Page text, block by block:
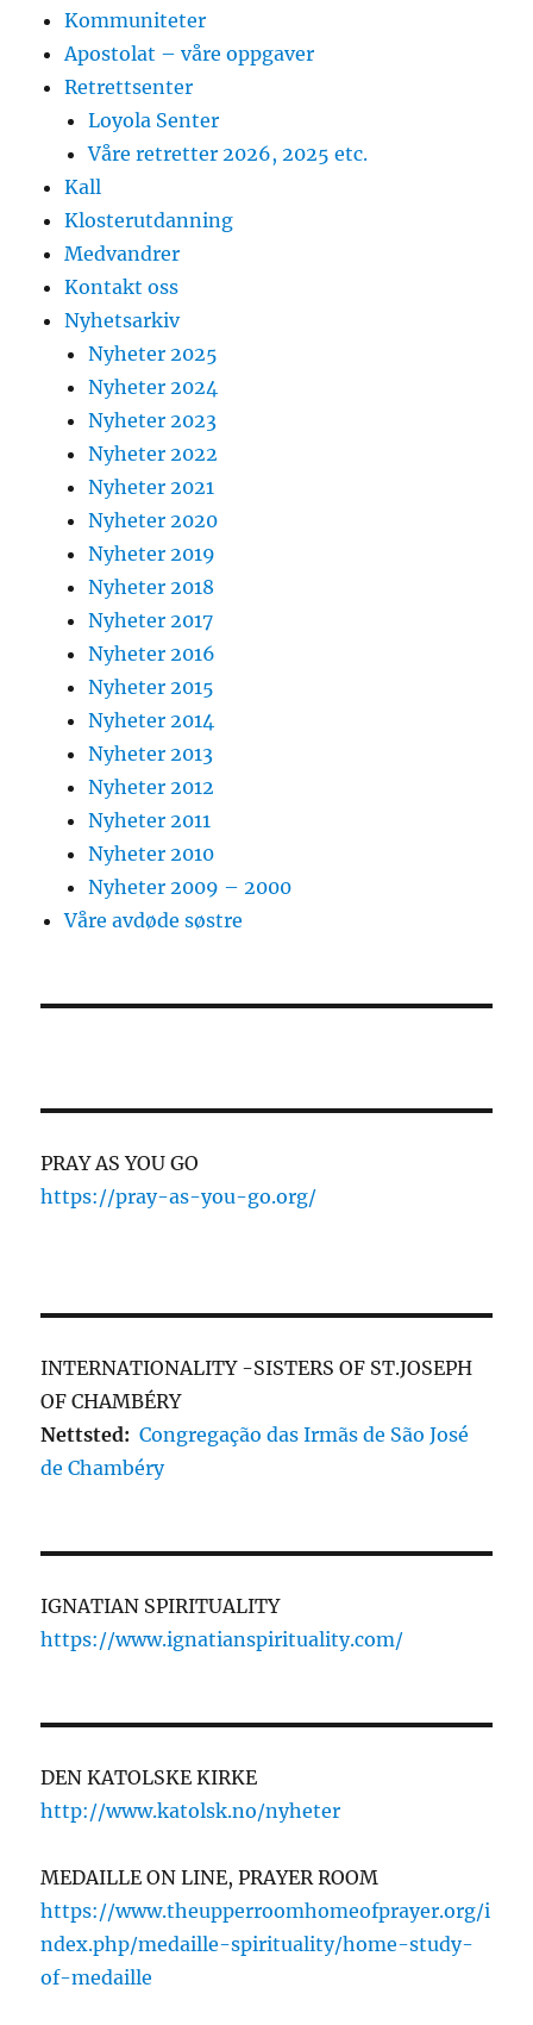
Kommuniteter
Apostolat – våre oppgaver
Retrettsenter
Loyola Senter
Våre retretter 2026, 2025 etc.
Kall
Klosterutdanning
Medvandrer
Kontakt oss
Nyhetsarkiv
Nyheter 2025
Nyheter 2024
Nyheter 2023
Nyheter 2022
Nyheter 2021
Nyheter 2020
Nyheter 2019
Nyheter 2018
Nyheter 2017
Nyheter 2016
Nyheter 2015
Nyheter 2014
Nyheter 2013
Nyheter 2012
Nyheter 2011
Nyheter 2010
Nyheter 2009 – 2000
Våre avdøde søstre
PRAY AS YOU GO
https://pray-as-you-go.org/
INTERNATIONALITY -SISTERS OF ST.JOSEPH
OF CHAMBÉRY
Nettsted:Congregação das Irmãs de São José
de Chambéry
IGNATIAN SPIRITUALITY
https://www.ignatianspirituality.com/
DEN KATOLSKE KIRKE
http://www.katolsk.no/nyheter
MEDAILLE ON LINE, PRAYER ROOM
https://www.theupperroomhomeofprayer.org/i
ndex.php/medaille-spirituality/home-study-
of-medaille